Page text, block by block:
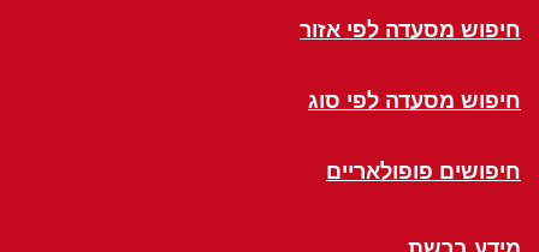
חיפוש מסעדה לפי אזור
חיפוש מסעדה לפי סוג
חיפושים פופולאריים